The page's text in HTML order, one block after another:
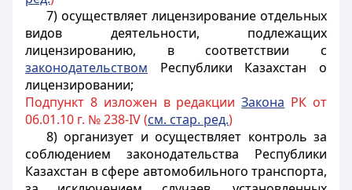
7) осуществляет лицензирование отдельных
видов деятельности, подлежащих
лицензированию, в соответствии с
законодательством Республики Казахстан о
лицензировании;
Подпункт 8 изложен в редакцииЗакона РК от
06.01.10 г. № 238-IV (см. стар. ред.)
8) организует и осуществляет контроль за
соблюдением законодательства Республики
Казахстан в сфере автомобильного транспорта,